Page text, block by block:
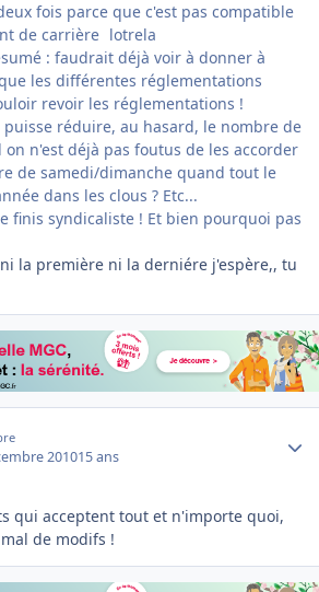
fois parce que c'est pas compatible
de carrière lotrela
: faudrait déjà voir à donner à
les différentes réglementations
revoir les réglementations !
puisse réduire, au hasard, le nombre de
n'est déjà pas foutus de les accorder
de samedi/dimanche quand tout le
dans les clous ? Etc...
finis syndicaliste ! Et bien pourquoi pas
la première ni la derniére j'espère,, tu
201015 ans
qui acceptent tout et n'importe quoi,
de modifs !